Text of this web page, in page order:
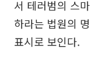
서 테러범의 스
하라는 법원의
표시로 보인다.